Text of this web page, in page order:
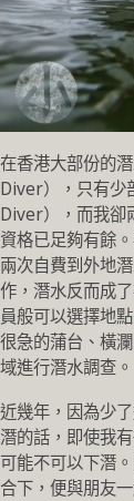
在香港大部份的
Diver），只有少
Diver），而我卻
資格已足夠有餘
兩次自費到外地
作，潛水反而成
員般可以選擇地
很急的蒲台、橫
域進行潛水調查。
近幾年，因為少
潛的話，即使我
可能不可以下潛
合下，便與朋友